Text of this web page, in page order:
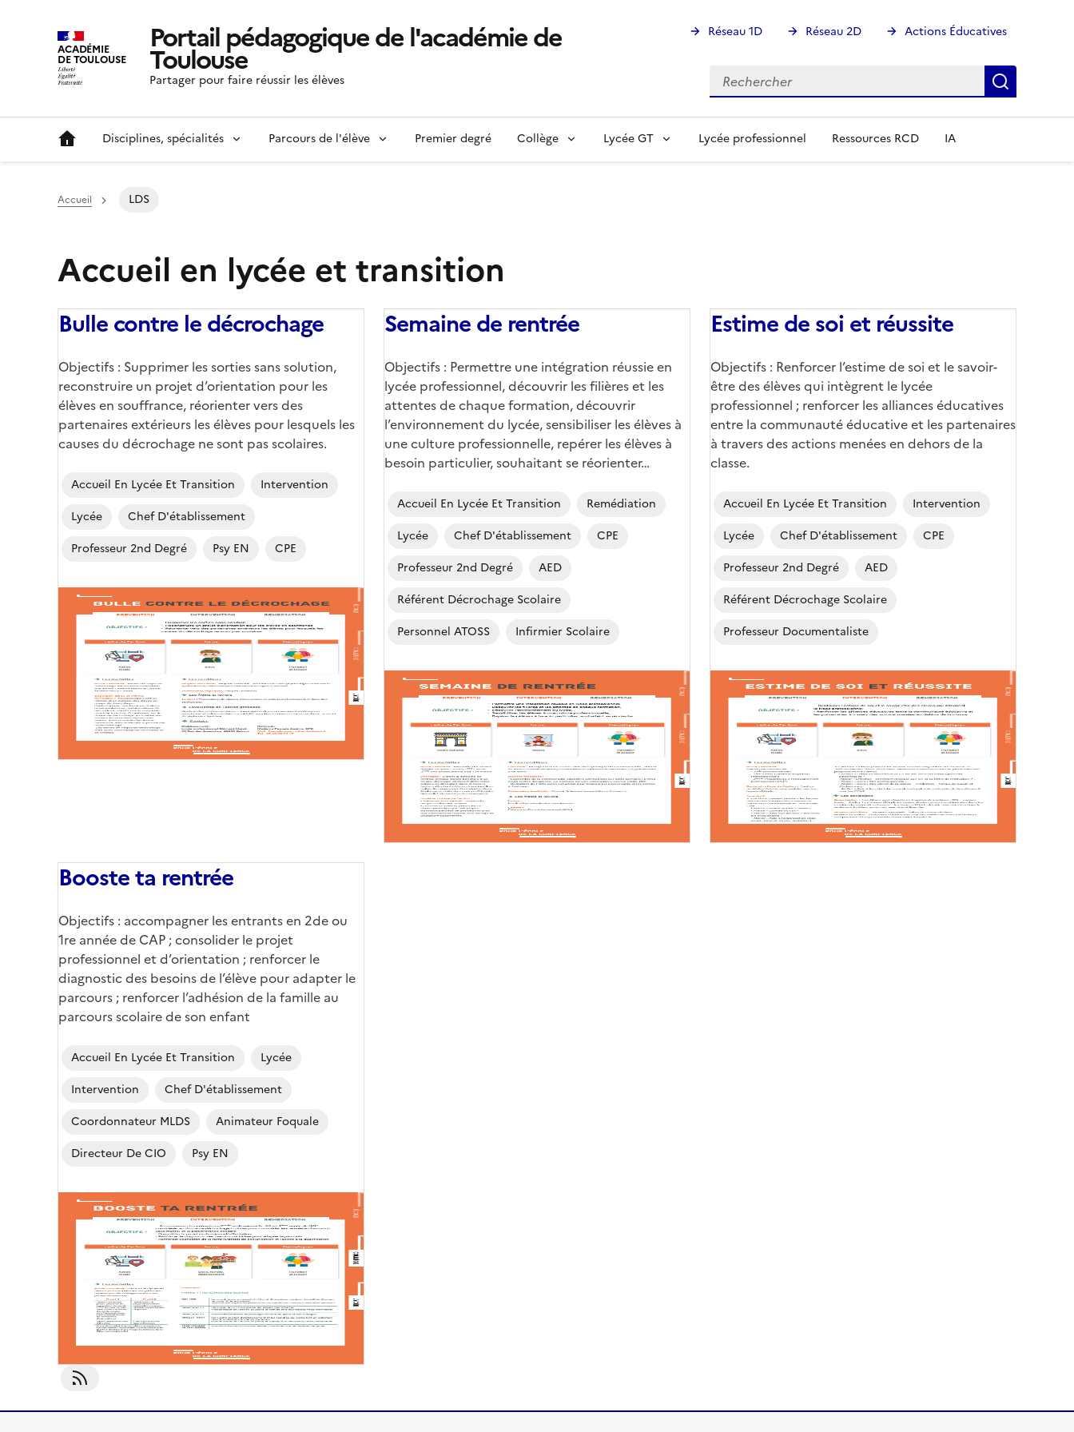
ACADÉMIE
DE TOULOUSE
Portail pédagogique de l'académie de
Toulouse
Partager pour faire réussir les élèves
Réseau 1D Réseau 2D Actions Éducatives
Rechercher
Rechercher
Disciplines, spécialités Parcours de l'élève Premier degré Collège Lycée GT Lycée professionnel Ressources RCD IA
Accueil LDS
Accueil en lycée et transition
Bulle contre le décrochage
Objectifs : Supprimer les sorties sans solution,
reconstruire un projet d’orientation pour les
élèves en souffrance, réorienter vers des
partenaires extérieurs les élèves pour lesquels les
causes du décrochage ne sont pas scolaires.
Accueil En Lycée Et Transition
Intervention
Lycée
Chef D'établissement
Professeur 2nd Degré
Psy EN CPE
Semaine de rentrée
Objectifs : Permettre une intégration réussie en
lycée professionnel, découvrir les filières et les
attentes de chaque formation, découvrir
l’environnement du lycée, sensibiliser les élèves à
une culture professionnelle, repérer les élèves à
besoin particulier, souhaitant se réorienter…
Accueil En Lycée Et Transition
Remédiation
Lycée
Chef D'établissement
CPE
Professeur 2nd Degré
AED
Référent Décrochage Scolaire
Personnel ATOSS
Infirmier Scolaire
Estime de soi et réussite
Objectifs : Renforcer l’estime de soi et le savoir-
être des élèves qui intègrent le lycée
professionnel ; renforcer les alliances éducatives
entre la communauté éducative et les partenaires
à travers des actions menées en dehors de la
classe.
Accueil En Lycée Et Transition
Intervention
Lycée
Chef D'établissement
CPE
Professeur 2nd Degré
AED
Référent Décrochage Scolaire
Professeur Documentaliste
Booste ta rentrée
Objectifs : accompagner les entrants en 2de ou
1re année de CAP ; consolider le projet
professionnel et d’orientation ; renforcer le
diagnostic des besoins de l’élève pour adapter le
parcours ; renforcer l’adhésion de la famille au
parcours scolaire de son enfant
Accueil En Lycée Et Transition
Lycée
Intervention
Chef D'établissement
Coordonnateur MLDS
Animateur Foquale
Directeur De CIO
Psy EN